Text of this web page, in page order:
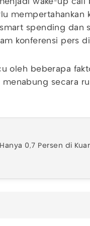
wake-up
mempertahankan
spending dan
konferensi pers
oleh beberapa
secara
Hanya 0,7 Persen di